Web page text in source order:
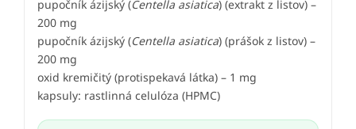
pupočník ázijský (Centella asiatica) (extrakt z listov) –
200 mg
pupočník ázijský (Centella asiatica) (prášok z listov) –
200 mg
oxid kremičitý (protispekavá látka) – 1 mg
kapsuly: rastlinná celulóza (HPMC)